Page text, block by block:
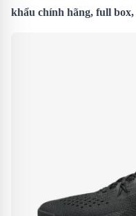
khẩu chính hãng, full